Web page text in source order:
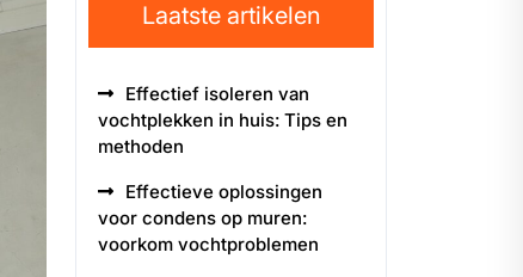
Laatste artikelen
Effectief isoleren van
vochtplekken in huis: Tips en
methoden
Effectieve oplossingen
voor condens op muren:
voorkom vochtproblemen